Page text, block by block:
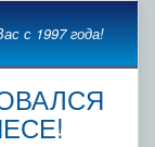
с 1997 года!